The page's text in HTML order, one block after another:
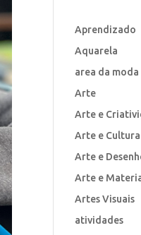
Aprendizado
Aquarela
area da moda
Arte
Arte e
Arte e Cultura
Arte e
Arte e
Artes Visuais
atividades